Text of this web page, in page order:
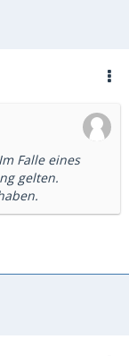
Falle eines
gelten.